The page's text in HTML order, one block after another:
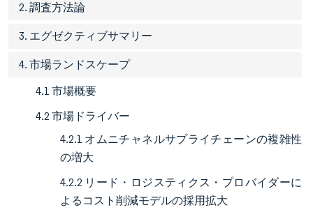
2. 調査方法論
3. エグゼクティブサマリー
4. 市場ランドスケープ
4.1 市場概要
4.2 市場ドライバー
4.2.1 オムニチャネルサプライチェーンの複雑性
の増大
4.2.2 リード・ロジスティクス・プロバイダーに
よるコスト削減モデルの採用拡大